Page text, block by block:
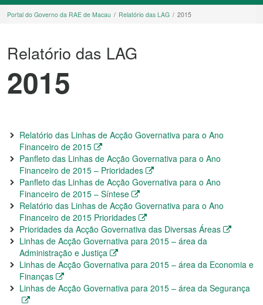
Portal do Governo da RAE de Macau Relatório das LAG 2015
Relatório das LAG
2015
Relatório das Linhas de Acção Governativa para o Ano
Financeiro de 2015
Panfleto das Linhas de Acção Governativa para o Ano
Financeiro de 2015 – Prioridades
Panfleto das Linhas de Acção Governativa para o Ano
Financeiro de 2015 – Síntese
Relatório das Linhas de Acção Governativa para o Ano
Financeiro de 2015 Prioridades
Prioridades da Acção Governativa das Diversas Áreas
Linhas de Acção Governativa para 2015 – área da
Administração e Justiça
Linhas de Acção Governativa para 2015 – área da Economia e
Finanças
Linhas de Acção Governativa para 2015 – área da Segurança